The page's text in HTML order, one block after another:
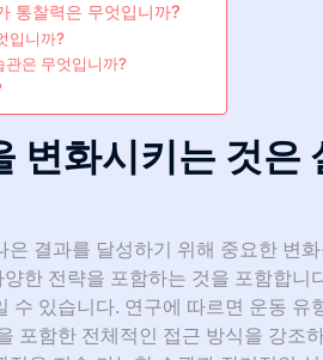
통찰력은 무엇입니까?
입니까?
관은 무엇입니까?
변화시키는 것은
결과를 달성하기 위해 중요한 변
한 전략을 포함하는 것을 포함합니
수 있습니다. 연구에 따르면 운동 유
포함한 전체적인 접근 방식을 강조